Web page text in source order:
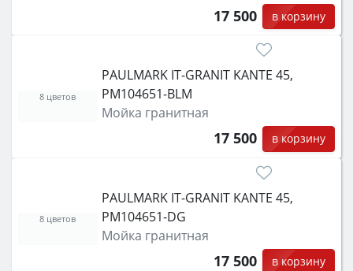
17 500 в корзину
PAULMARK IT-GRANIT KANTE 45,
PM104651-BLM
Мойка гранитная
17 500 в корзину
8 цветов
PAULMARK IT-GRANIT KANTE 45,
PM104651-DG
Мойка гранитная
17 500 в корзину
8 цветов